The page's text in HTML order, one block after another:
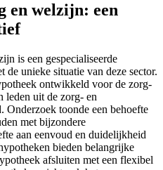
en welzijn: een
is een gespecialiseerde
unieke situatie van deze sector.
ontwikkeld voor de zorg-
leden uit de zorg- en
toonde een behoefte
met bijzondere
aan eenvoud en duidelijkheid
bieden belangrijke
afsluiten met een flexibel